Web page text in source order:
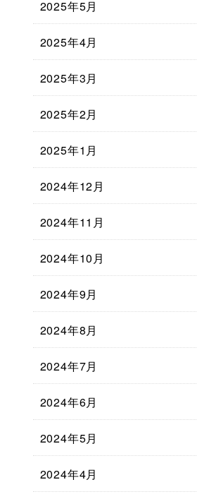
2025年5月
2025年4月
2025年3月
2025年2月
2025年1月
2024年12月
2024年11月
2024年10月
2024年9月
2024年8月
2024年7月
2024年6月
2024年5月
2024年4月